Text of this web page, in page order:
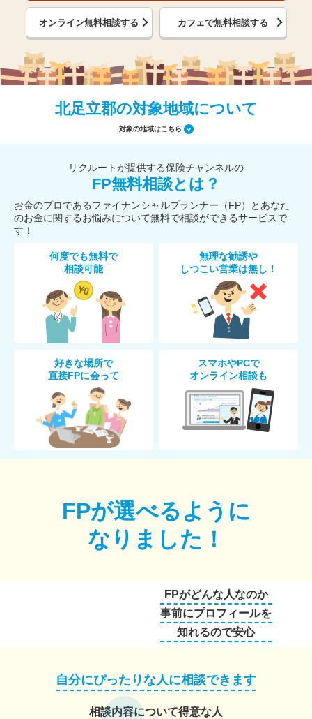
オンライン無料相談する カフェで無料相談する
北足立郡の対象地域について
対象の地域はこちら
リクルートが提供する保険チャンネルの
FP無料相談とは？
お金のプロであるファイナンシャルプランナー（FP）とあなた
のお金に関するお悩みについて無料で相談ができるサービスで
す！
何度でも無料で
相談可能
無理な勧誘や
しつこい営業は無し！
好きな場所で
直接FPに会って
スマホやPCで
オンライン相談も
FPが選べるように
なりました！
FPがどんな人なのか
事前にプロフィールを
知れるので安心
自分にぴったりな人に相談できます
相談内容について得意な人